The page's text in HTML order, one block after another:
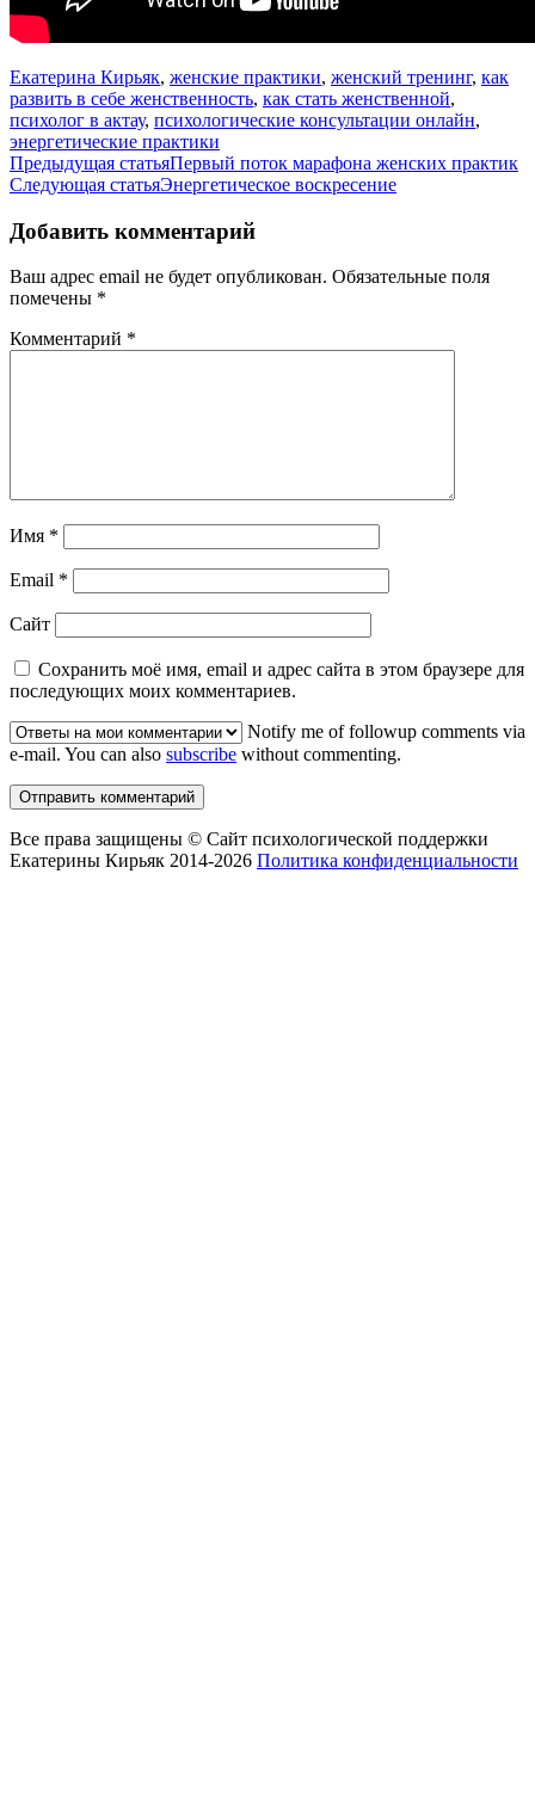
Екатерина Кирьяк, женские практики, женский тренинг, как
развить в себе женственность, как стать женственной,
психолог в актау, психологические консультации онлайн,
энергетические практики
Навигация
по
записям
Предыдущая статьяПервый поток марафона женских практик
Следующая статьяЭнергетическое воскресение
Добавить комментарий
Ваш адрес email не будет опубликован. Обязательные поля
помечены *
Комментарий *
Имя *
Email *
Сайт
Сохранить моё имя, email и адрес сайта в этом браузере для
последующих моих комментариев.
Notify me of followup comments via
e-mail. You can also subscribe without commenting.
Все права защищены © Сайт психологической поддержки
Екатерины Кирьяк 2014-2026 Политика конфиденциальности